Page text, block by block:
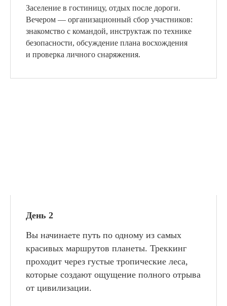
Заселение в гостиницу, отдых после дороги.
Вечером — организационный сбор участников:
знакомство с командой, инструктаж по технике
безопасности, обсуждение плана восхождения
и проверка личного снаряжения.
День 2
Вы начинаете путь по одному из самых
красивых маршрутов планеты. Треккинг
проходит через густые тропические леса,
которые создают ощущение полного отрыва
от цивилизации.